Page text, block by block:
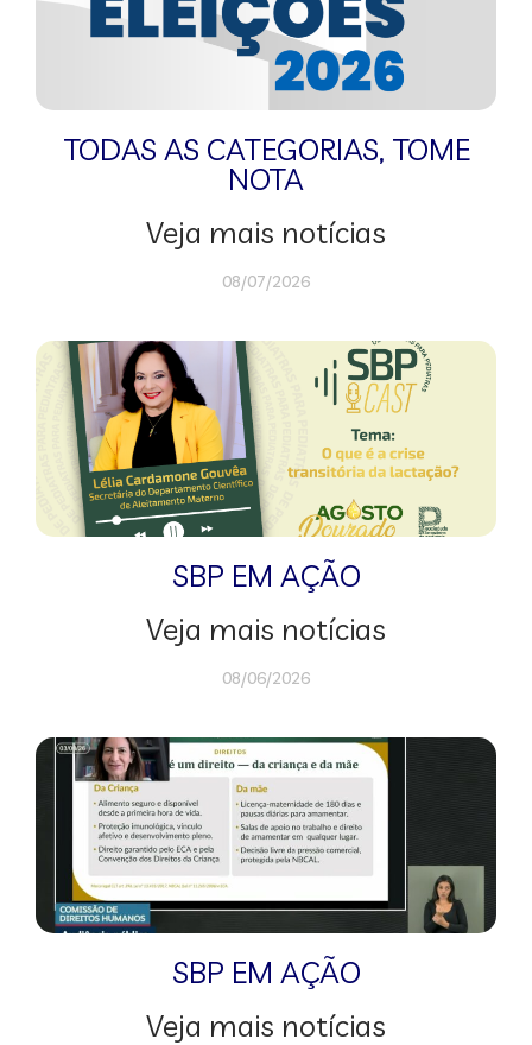
TODAS AS CATEGORIAS, TOME
NOTA
Veja mais notícias
08/07/2026
SBP EM AÇÃO
Veja mais notícias
08/06/2026
SBP EM AÇÃO
Veja mais notícias